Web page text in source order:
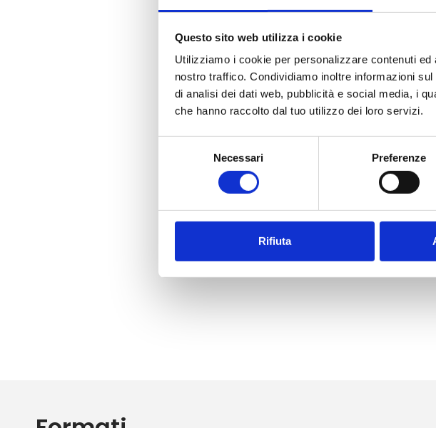
Questo sito web utilizza i cookie
Utilizziamo i cookie per personalizzare contenuti
nostro traffico. Condividiamo inoltre informazioni
di analisi dei dati web, pubblicità e social media, i
che hanno raccolto dal tuo utilizzo dei loro servizi.
Necessari Preferenze
Rifiuta